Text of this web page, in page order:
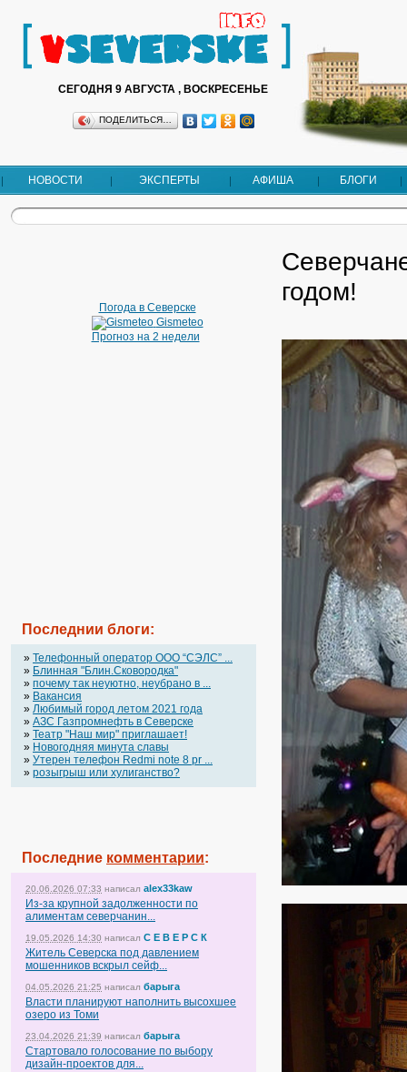
СЕГОДНЯ 9 АВГУСТА , ВОСКРЕСЕНЬЕ
ПОДЕЛИТЬСЯ…
НОВОСТИ ЭКСПЕРТЫ АФИША БЛОГИ
Погода в Северске
Gismeteo
Прогноз на 2 недели
Последнии блоги:
» Телефонный оператор OOO “СЭЛС” ...
» Блинная "Блин.Сковородка"
» почему так неуютно, неубрано в ...
» Вакансия
» Любимый город летом 2021 года
» АЗС Газпромнефть в Северске
» Театр "Наш мир" приглашает!
» Новогодняя минута славы
» Утерен телефон Redmi note 8 pr ...
» розыгрыш или хулиганство?
Последние комментарии:
20.06.2026 07:33 написал alex33kaw
Из-за крупной задолженности по
алиментам северчанин...
19.05.2026 14:30 написал С Е В Е Р С К
Житель Северска под давлением
мошенников вскрыл сейф...
04.05.2026 21:25 написал барыга
Власти планируют наполнить высохшее
озеро из Томи
23.04.2026 21:39 написал барыга
Стартовало голосование по выбору
дизайн-проектов для...
годом!